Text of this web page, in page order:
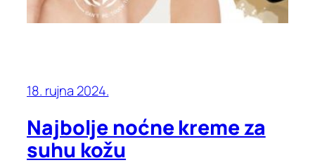
18. rujna 2024.
Najbolje noćne kreme za
suhu kožu